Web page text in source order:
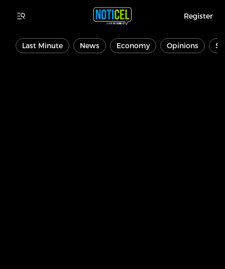
Register
Last Minute News Economy Opinions